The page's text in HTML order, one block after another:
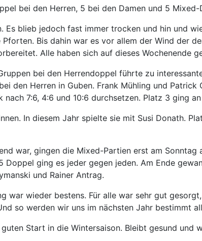
bei den Herren, 5 bei den Damen und 5
blieb jedoch fast immer trocken und hin und
Bis dahin war es vor allem der Wind der
Alle haben sich auf dieses Wochenende
bei den Herrendoppel führte zu
den Herren in Guben. Frank Mühling und
7:6, 4:6 und 10:6 durchsetzen. Platz 3 ging
In diesem Jahr spielte sie mit Susi Donath.
war, gingen die Mixed-Partien erst am Sonntag
ging es jeder gegen jeden. Am Ende
und Rainer Antrag.
war wieder bestens. Für alle war sehr gut
so werden wir uns im nächsten Jahr bestimmt
Start in die Wintersaison. Bleibt gesund und